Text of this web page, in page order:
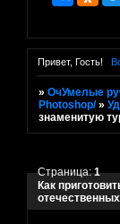
Привет, Гость!
»ОчУмелые
Photoshop/ »
знаменитую
Как
Страница:1